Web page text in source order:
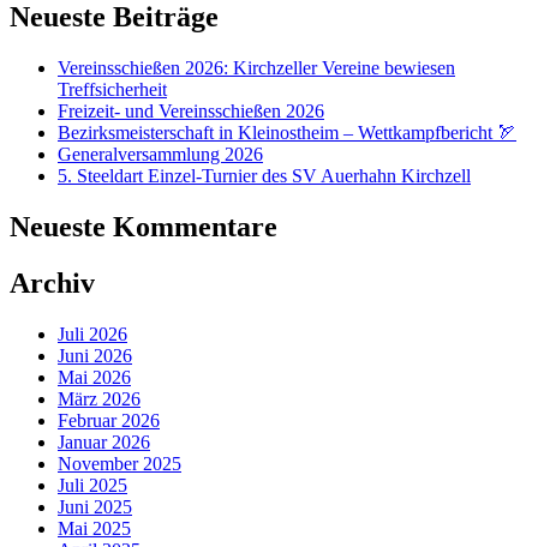
Neueste Beiträge
Vereinsschießen 2026: Kirchzeller Vereine bewiesen
Treffsicherheit
Freizeit- und Vereinsschießen 2026
Bezirksmeisterschaft in Kleinostheim – Wettkampfbericht 🏹
Generalversammlung 2026
5. Steeldart Einzel-Turnier des SV Auerhahn Kirchzell
Neueste Kommentare
Archiv
Juli 2026
Juni 2026
Mai 2026
März 2026
Februar 2026
Januar 2026
November 2025
Juli 2025
Juni 2025
Mai 2025